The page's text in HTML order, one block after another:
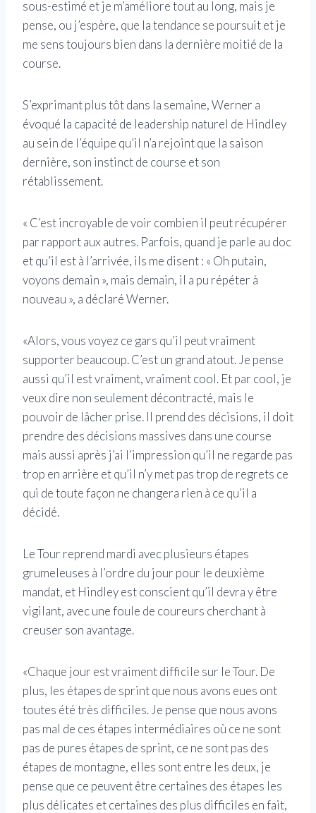
sous-estimé et je m’améliore tout au long, mais je
pense, ou j’espère, que la tendance se poursuit et je
me sens toujours bien dans la dernière moitié de la
course.
S’exprimant plus tôt dans la semaine, Werner a
évoqué la capacité de leadership naturel de Hindley
au sein de l’équipe qu’il n’a rejoint que la saison
dernière, son instinct de course et son
rétablissement.
« C’est incroyable de voir combien il peut récupérer
par rapport aux autres. Parfois, quand je parle au doc ​​
et qu’il est à l’arrivée, ils me disent : « Oh putain,
voyons demain », mais demain, il a pu répéter à
nouveau », a déclaré Werner.
«Alors, vous voyez ce gars qu’il peut vraiment
supporter beaucoup. C’est un grand atout. Je pense
aussi qu’il est vraiment, vraiment cool. Et par cool, je
veux dire non seulement décontracté, mais le
pouvoir de lâcher prise. Il prend des décisions, il doit
prendre des décisions massives dans une course
mais aussi après j’ai l’impression qu’il ne regarde pas
trop en arrière et qu’il n’y met pas trop de regrets ce
qui de toute façon ne changera rien à ce qu’il a
décidé.
Le Tour reprend mardi avec plusieurs étapes
grumeleuses à l’ordre du jour pour le deuxième
mandat, et Hindley est conscient qu’il devra y être
vigilant, avec une foule de coureurs cherchant à
creuser son avantage.
«Chaque jour est vraiment difficile sur le Tour. De
plus, les étapes de sprint que nous avons eues ont
toutes été très difficiles. Je pense que nous avons
pas mal de ces étapes intermédiaires où ce ne sont
pas de pures étapes de sprint, ce ne sont pas des
étapes de montagne, elles sont entre les deux, je
pense que ce peuvent être certaines des étapes les
plus délicates et certaines des plus difficiles en fait,